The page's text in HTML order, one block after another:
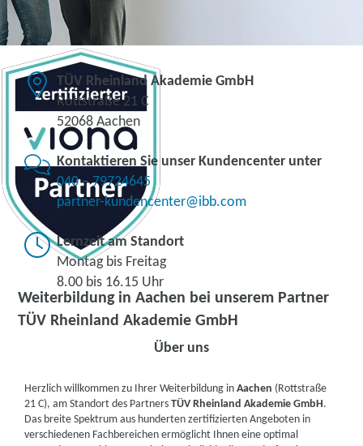
Weiterbildung in Aachen bei unserem Partner
TÜV Rheinland Akademie GmbH
TÜV Rheinland Akademie GmbH
Rottstraße 21 C
52068 Aachen
Kontaktieren Sie unser Kundencenter unter
040 – 79724645
partner-kundencenter@ibb.com
Lernzeit am Standort
Montag bis Freitag
8.00 bis 16.15 Uhr
Über uns
Herzlich willkommen zu Ihrer Weiterbildung inAachen (Rottstraße
21 C), am Standort des PartnersTÜV Rheinland Akademie GmbH.
Das breite Spektrum aus hunderten zertifizierten Angeboten in
verschiedenen Fachbereichen ermöglicht Ihnen eine optimal